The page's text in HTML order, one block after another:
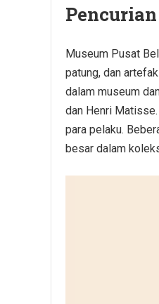
Museum Pusat
patung, dan
dalam museum
dan Henri
para pelaku.
besar dalam